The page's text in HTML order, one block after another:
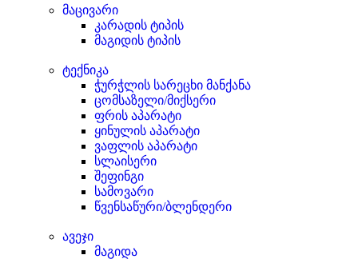
მაცივარი
კარადის ტიპის
მაგიდის ტიპის
ტექნიკა
ჭურჭლის სარეცხი მანქანა
ცომსაზელი/მიქსერი
ფრის აპარატი
ყინულის აპარატი
ვაფლის აპარატი
სლაისერი
შეფინგი
სამოვარი
წვენსაწური/ბლენდერი
ავეჯი
მაგიდა